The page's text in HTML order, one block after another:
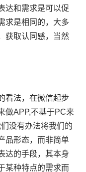
达和需求是可以促
求是相同的，大多
获取认同感，当然
看法，在微信起步
做APP,不基于PC来
没有办法将我们的
品形态，而非简单
达的手段，其本身
某种特点的需求而